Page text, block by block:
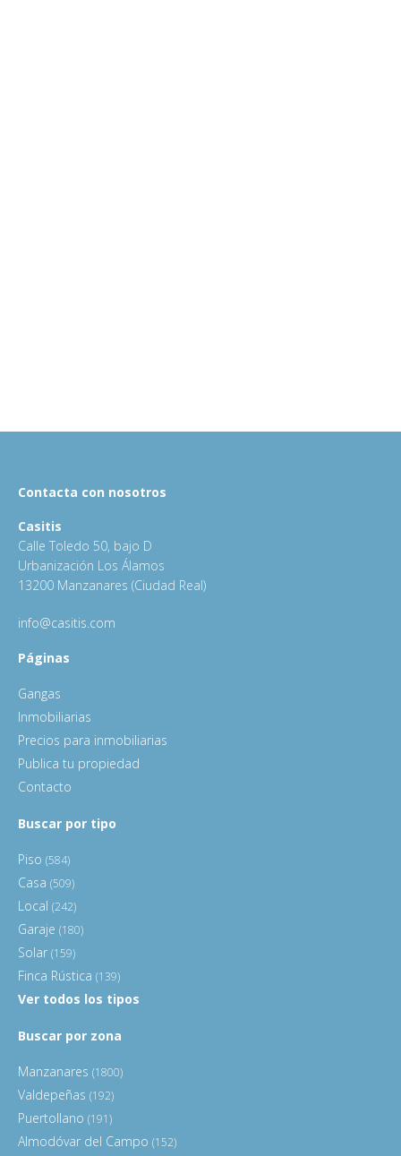
Contacta con nosotros
Casitis
Calle Toledo 50, bajo D
Urbanización Los Álamos
13200 Manzanares (Ciudad Real)
info@casitis.com
Páginas
Gangas
Inmobiliarias
Precios para inmobiliarias
Publica tu propiedad
Contacto
Buscar por tipo
Piso (584)
Casa (509)
Local (242)
Garaje (180)
Solar (159)
Finca Rústica (139)
Ver todos los tipos
Buscar por zona
Manzanares (1800)
Valdepeñas (192)
Puertollano (191)
Almodóvar del Campo (152)